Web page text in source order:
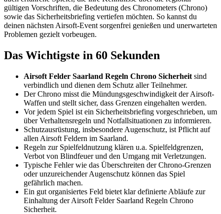
gültigen Vorschriften, die Bedeutung des Chronometers (Chrono)
sowie das Sicherheitsbriefing vertiefen möchten. So kannst du
deinen nächsten Airsoft-Event sorgenfrei genießen und unerwarteten
Problemen gezielt vorbeugen.
Das Wichtigste in 60 Sekunden
Airsoft Felder Saarland Regeln Chrono Sicherheit sind
verbindlich und dienen dem Schutz aller Teilnehmer.
Der Chrono misst die Mündungsgeschwindigkeit der Airsoft-
Waffen und stellt sicher, dass Grenzen eingehalten werden.
Vor jedem Spiel ist ein Sicherheitsbriefing vorgeschrieben, um
über Verhaltensregeln und Notfallsituationen zu informieren.
Schutzausrüstung, insbesondere Augenschutz, ist Pflicht auf
allen Airsoft Feldern im Saarland.
Regeln zur Spielfeldnutzung klären u.a. Spielfeldgrenzen,
Verbot von Blindfeuer und den Umgang mit Verletzungen.
Typische Fehler wie das Überschreiten der Chrono-Grenzen
oder unzureichender Augenschutz können das Spiel
gefährlich machen.
Ein gut organisiertes Feld bietet klar definierte Abläufe zur
Einhaltung der Airsoft Felder Saarland Regeln Chrono
Sicherheit.